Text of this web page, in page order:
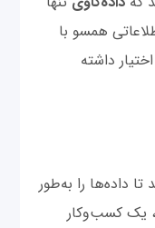
همسو با
داشته
داده‌ها را به‌طور
یک کسب‌وکار